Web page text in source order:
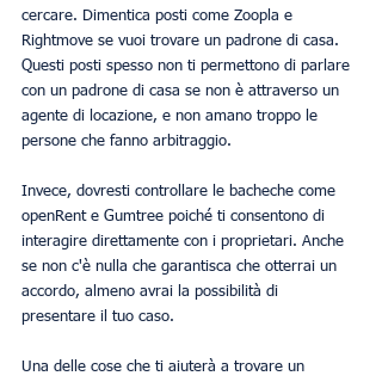
cercare. Dimentica posti come Zoopla e
Rightmove se vuoi trovare un padrone di casa.
Questi posti spesso non ti permettono di parlare
con un padrone di casa se non è attraverso un
agente di locazione, e non amano troppo le
persone che fanno arbitraggio.
Invece, dovresti controllare le bacheche come
openRent e Gumtree poiché ti consentono di
interagire direttamente con i proprietari. Anche
se non c'è nulla che garantisca che otterrai un
accordo, almeno avrai la possibilità di
presentare il tuo caso.
Una delle cose che ti aiuterà a trovare un